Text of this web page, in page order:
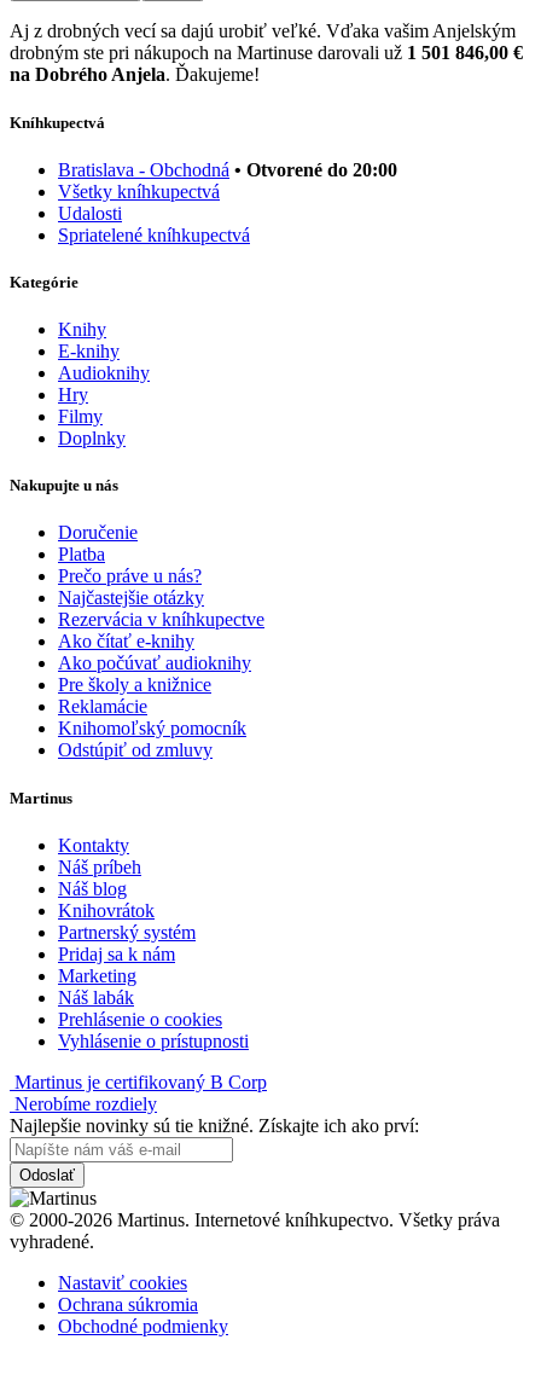
Aj z drobných vecí sa dajú urobiť veľké. Vďaka vašim Anjelským
drobným ste pri nákupoch na Martinuse darovali už 1 501 846,00 €
na Dobrého Anjela. Ďakujeme!
Kníhkupectvá
Bratislava - Obchodná • Otvorené do 20:00
Všetky kníhkupectvá
Udalosti
Spriatelené kníhkupectvá
Kategórie
Knihy
E-knihy
Audioknihy
Hry
Filmy
Doplnky
Nakupujte u nás
Doručenie
Platba
Prečo práve u nás?
Najčastejšie otázky
Rezervácia v kníhkupectve
Ako čítať e-knihy
Ako počúvať audioknihy
Pre školy a knižnice
Reklamácie
Knihomoľský pomocník
Odstúpiť od zmluvy
Martinus
Kontakty
Náš príbeh
Náš blog
Knihovrátok
Partnerský systém
Pridaj sa k nám
Marketing
Náš labák
Prehlásenie o cookies
Vyhlásenie o prístupnosti
Martinus je certifikovaný B Corp
Nerobíme rozdiely
Najlepšie novinky sú tie knižné. Získajte ich ako prví:
Odoslať
© 2000-2026 Martinus. Internetové kníhkupectvo. Všetky práva
vyhradené.
Nastaviť cookies
Ochrana súkromia
Obchodné podmienky